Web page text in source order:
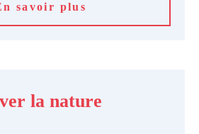
savoir plus
la nature